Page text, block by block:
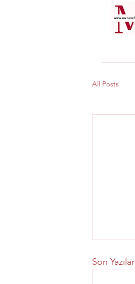
All Posts
Son Yazılar